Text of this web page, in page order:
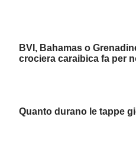
BVI, Bahamas o
crociera caraibica fa per
Quanto durano le tappe